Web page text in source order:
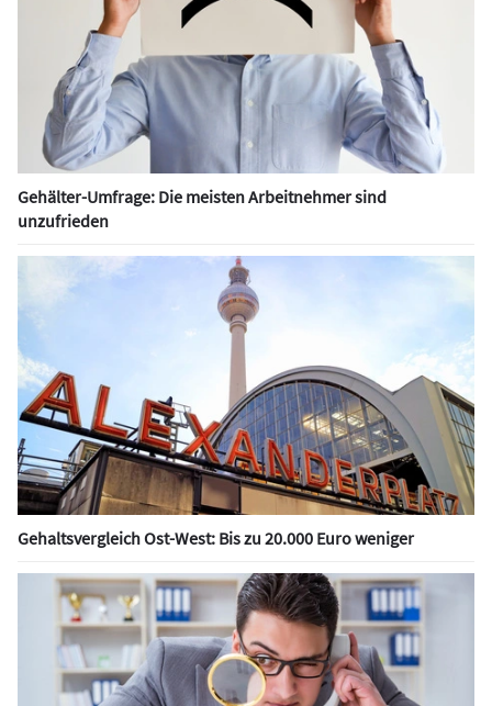
Gehälter-Umfrage: Die meisten Arbeitnehmer sind
unzufrieden
Gehaltsvergleich Ost-West: Bis zu 20.000 Euro weniger